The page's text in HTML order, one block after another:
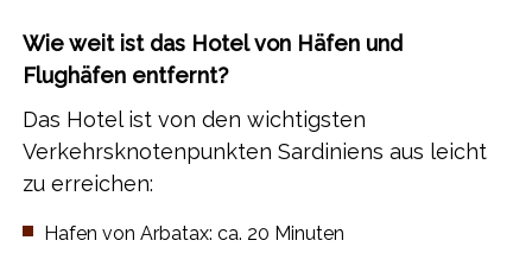
Wie weit ist das Hotel von Häfen und
Flughäfen entfernt?
Das Hotel ist von den wichtigsten
Verkehrsknotenpunkten Sardiniens aus leicht
zu erreichen:
​Hafen von Arbatax: ca. 20 Minuten